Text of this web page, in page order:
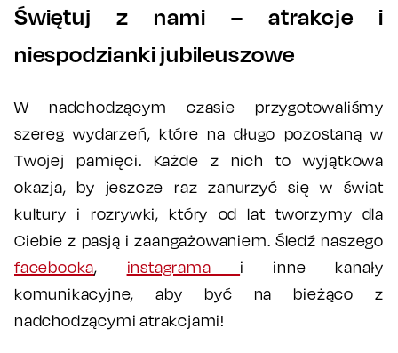
Świętuj z nami – atrakcje i
niespodzianki jubileuszowe
W nadchodzącym czasie przygotowaliśmy
szereg wydarzeń, które na długo pozostaną w
Twojej pamięci. Każde z nich to wyjątkowa
okazja, by jeszcze raz zanurzyć się w świat
kultury i rozrywki, który od lat tworzymy dla
Ciebie z pasją i zaangażowaniem. Śledź naszego
facebooka, instagrama i inne kanały
komunikacyjne, aby być na bieżąco z
nadchodzącymi atrakcjami!